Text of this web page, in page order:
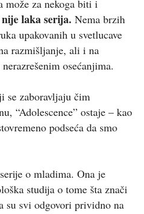
može za nekoga biti i
nije laka serija. Nema brzih
upakovanih u svetlucave
razmišljanje, ali i na
osećanjima.
se zaboravljaju čim
“Adolescence” ostaje – kao
podseća da smo
o mladima. Ona je
studija o tome šta znači
su svi odgovori prividno na